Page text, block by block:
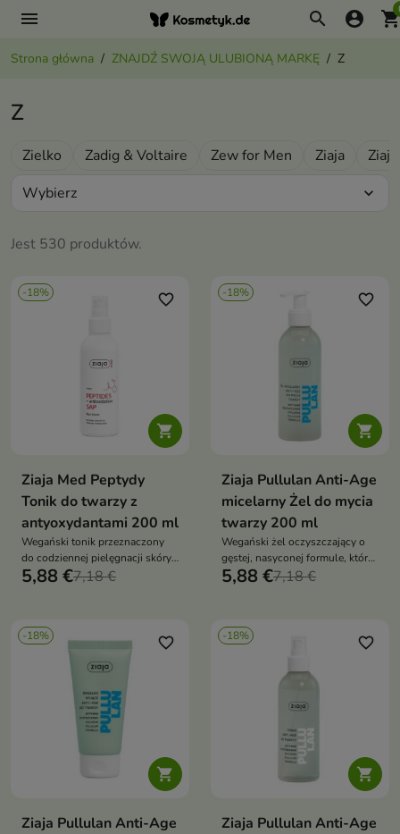
menu search account_circle
Strona główna ZNAJDŹ SWOJĄ ULUBIONĄ MARKĘ Z
Z
Zielko Zadig & Voltaire Zew for Men Ziaja
Jest 530 produktów.
Wybierz expand_more
-18%

favorite_border
Ziaja Med Peptydy
Tonik do twarzy z
antyoxydantami 200 ml
Wegański tonik przeznaczony
do codziennej pielęgnacji skóry
wymagającej odświeżenia,
witaminy C SAP, beta-glukanem,
gliceryną roślinną, naturalną
tapioką i niacynamidem wspiera
wypoczęty wygląd cery
5,88 €7,18 €
-18%

favorite_border
Ziaja Pullulan Anti-Age
micelarny Żel do mycia
twarzy 200 ml
Wegański żel oczyszczający o
gęstej, nasyconej formule, który
delikatnie oczyszcza, odświeża i
5,88 €7,18 €
-18%

favorite_border
Ziaja Pullulan Anti-Age
-18%

favorite_border
Ziaja Pullulan Anti-Age